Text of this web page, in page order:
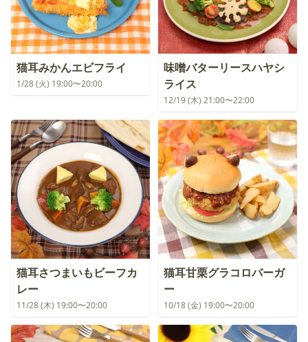
猫耳みかんエビフライ
1/28 (火) 19:00〜20:00
味噌バターリースハヤシ
ライス
12/19 (木) 21:00〜22:00
猫耳さつまいもビーフカ
レー
11/28 (木) 19:00〜20:00
猫耳甘栗グラコロバーガ
ー
10/18 (金) 19:00〜20:00